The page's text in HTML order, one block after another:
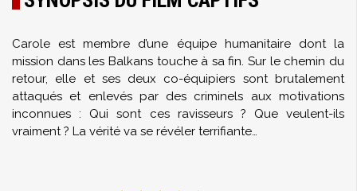
Carole est membre d’une équipe humanitaire dont la
mission dans les Balkans touche à sa fin. Sur le chemin du
retour, elle et ses deux co-équipiers sont brutalement
attaqués et enlevés par des criminels aux motivations
inconnues : Qui sont ces ravisseurs ? Que veulent-ils
vraiment ? La vérité va se révéler terrifiante…